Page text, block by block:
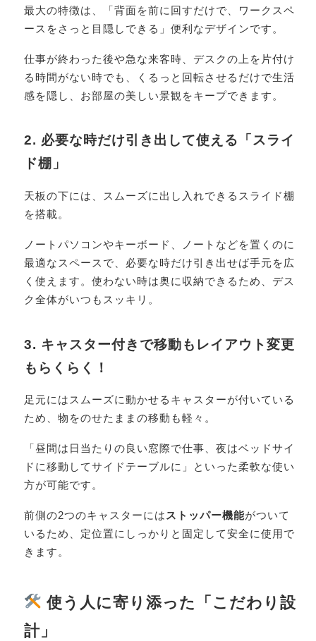
最大の特徴は、「背面を前に回すだけで、ワークスペ
ースをさっと目隠しできる」便利なデザインです。
仕事が終わった後や急な来客時、デスクの上を片付け
る時間がない時でも、くるっと回転させるだけで生活
感を隠し、お部屋の美しい景観をキープできます。
2. 必要な時だけ引き出して使える「スライ
ド棚」
天板の下には、スムーズに出し入れできるスライド棚
を搭載。
ノートパソコンやキーボード、ノートなどを置くのに
最適なスペースで、必要な時だけ引き出せば手元を広
く使えます。使わない時は奥に収納できるため、デス
ク全体がいつもスッキリ。
3. キャスター付きで移動もレイアウト変更
もらくらく！
足元にはスムーズに動かせるキャスターが付いている
ため、物をのせたままの移動も軽々。
「昼間は日当たりの良い窓際で仕事、夜はベッドサイ
ドに移動してサイドテーブルに」といった柔軟な使い
方が可能です。
前側の2つのキャスターには ストッパー機能がついて
いるため、定位置にしっかりと固定して安全に使用で
きます。
使う人に寄り添った「こだわり設
計」